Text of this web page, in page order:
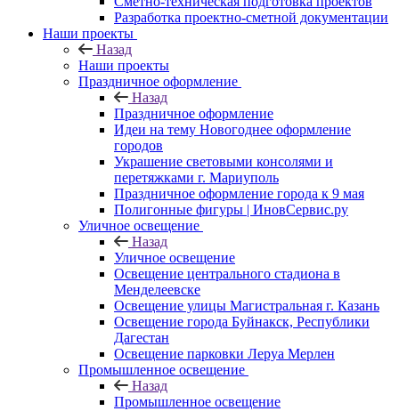
Разработка проектно-сметной документации
Наши проекты
Назад
Наши проекты
Праздничное оформление
Назад
Праздничное оформление
Идеи на тему Новогоднее оформление
городов
Украшение световыми консолями и
перетяжками г. Мариуполь
Праздничное оформление города к 9 мая
Полигонные фигуры | ИновСервис.ру
Уличное освещение
Назад
Уличное освещение
Освещение центрального стадиона в
Менделеевске
Освещение улицы Магистральная г. Казань
Освещение города Буйнакск, Республики
Дагестан
Освещение парковки Леруа Мерлен
Промышленное освещение
Назад
Промышленное освещение